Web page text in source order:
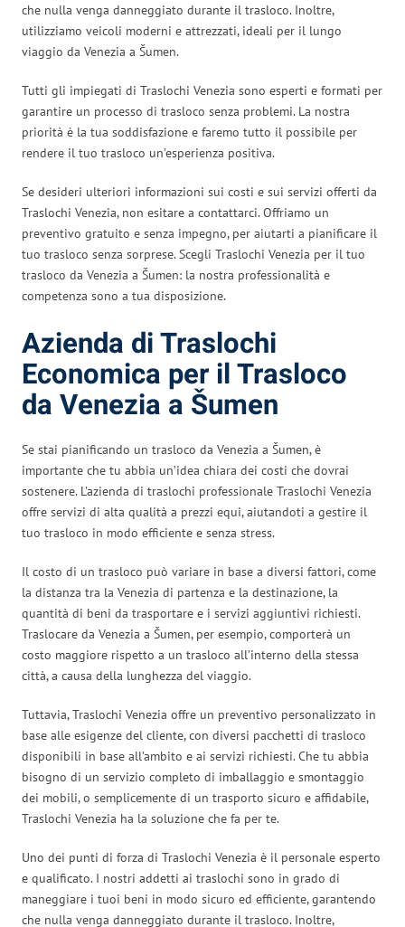
che nulla venga danneggiato durante il trasloco. Inoltre,
utilizziamo veicoli moderni e attrezzati, ideali per il lungo
viaggio da Venezia a Šumen.
Tutti gli impiegati di Traslochi Venezia sono esperti e formati per
garantire un processo di trasloco senza problemi. La nostra
priorità è la tua soddisfazione e faremo tutto il possibile per
rendere il tuo trasloco un’esperienza positiva.
Se desideri ulteriori informazioni sui costi e sui servizi offerti da
Traslochi Venezia, non esitare a contattarci. Offriamo un
preventivo gratuito e senza impegno, per aiutarti a pianificare il
tuo trasloco senza sorprese. Scegli Traslochi Venezia per il tuo
trasloco da Venezia a Šumen: la nostra professionalità e
competenza sono a tua disposizione.
Azienda di Traslochi
Economica per il Trasloco
da Venezia a Šumen
Se stai pianificando un trasloco da Venezia a Šumen, è
importante che tu abbia un’idea chiara dei costi che dovrai
sostenere. L’azienda di traslochi professionale Traslochi Venezia
offre servizi di alta qualità a prezzi equi, aiutandoti a gestire il
tuo trasloco in modo efficiente e senza stress.
Il costo di un trasloco può variare in base a diversi fattori, come
la distanza tra la Venezia di partenza e la destinazione, la
quantità di beni da trasportare e i servizi aggiuntivi richiesti.
Traslocare da Venezia a Šumen, per esempio, comporterà un
costo maggiore rispetto a un trasloco all’interno della stessa
città, a causa della lunghezza del viaggio.
Tuttavia, Traslochi Venezia offre un preventivo personalizzato in
base alle esigenze del cliente, con diversi pacchetti di trasloco
disponibili in base all’ambito e ai servizi richiesti. Che tu abbia
bisogno di un servizio completo di imballaggio e smontaggio
dei mobili, o semplicemente di un trasporto sicuro e affidabile,
Traslochi Venezia ha la soluzione che fa per te.
Uno dei punti di forza di Traslochi Venezia è il personale esperto
e qualificato. I nostri addetti ai traslochi sono in grado di
maneggiare i tuoi beni in modo sicuro ed efficiente, garantendo
che nulla venga danneggiato durante il trasloco. Inoltre,